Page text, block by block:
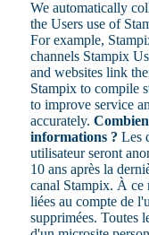
We automatically
the Users use of
For example,
channels Stampix
and websites link
Stampix to compile
to improve service
accurately.
informations ? Les
utilisateur seront
10 ans après la
canal Stampix. À ce
liées au compte de
supprimées. Toutes